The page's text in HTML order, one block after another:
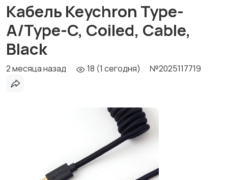
Кабель Keychron Type-
A/Type-C, Coiled, Cable,
Black
2 месяца назад 18 (1 сегодня) №2025117719